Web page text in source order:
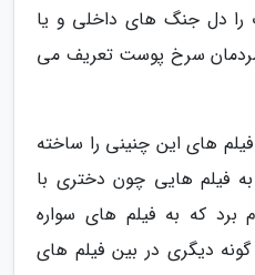
دل جنگ های داخلی و یا
مردمان سرخ پوست تعریف می
های این چنینی را ساخته
فیلم هایی چون دختری با
برد که به فیلم های سواره
دیگری در بین فیلم های